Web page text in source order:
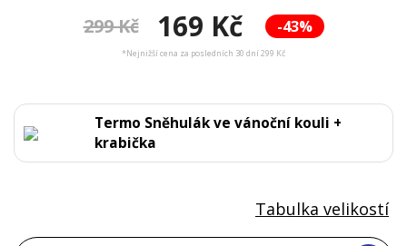
-43%
299 Kč 169 Kč
*Nejnižší cena za posledních 30 dní 299 Kč
Termo Sněhulák ve vánoční kouli +
krabička
Tabulka velikostí